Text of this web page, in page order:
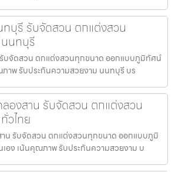
บุรี รับจัดสวน ตกแต่งสวน
นทบุรี
บจัดสวน ตกแต่งสวนทุกขนาด ออกแบบภูมิทัศน์
ภาพ รับประกันความสวยงาม นนทบุรี บร
องสาน รับจัดสวน ตกแต่งสวน
วไทย
น รับจัดสวน ตกแต่งสวนทุกขนาด ออกแบบภูมิ
เอง เน้นคุณภาพ รับประกันความสวยงาม บ